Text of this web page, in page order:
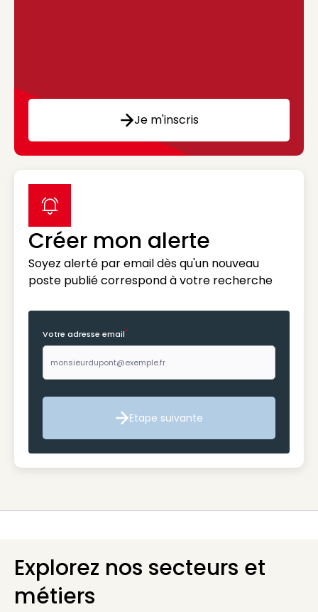
Je m'inscris
Créer mon alerte
Soyez alerté par email dès qu'un nouveau
poste publié correspond à votre recherche
label icon
Votre adresse email*
Etape suivante
Etape suivante
Explorez nos secteurs et
métiers